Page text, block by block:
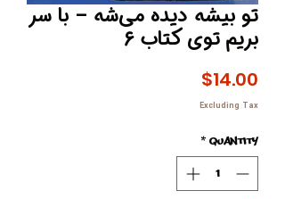
تو بیشه دیده می‌شه – با سر
بریم توی کتاب ۶
$14.00
Excluding Tax
Quantity
*